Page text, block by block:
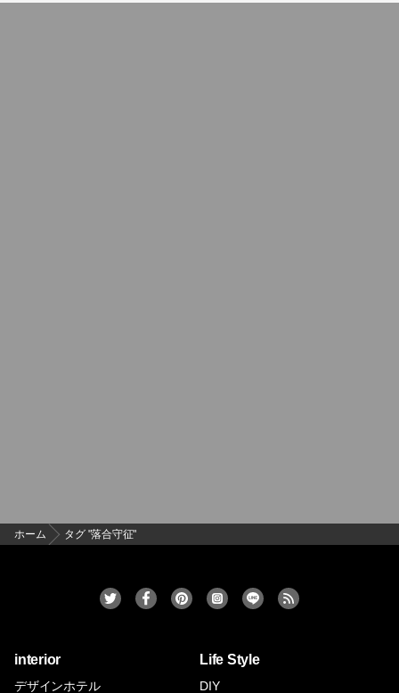
ホーム タグ "落合守征"
interior
デザインホテル
Life Style
DIY